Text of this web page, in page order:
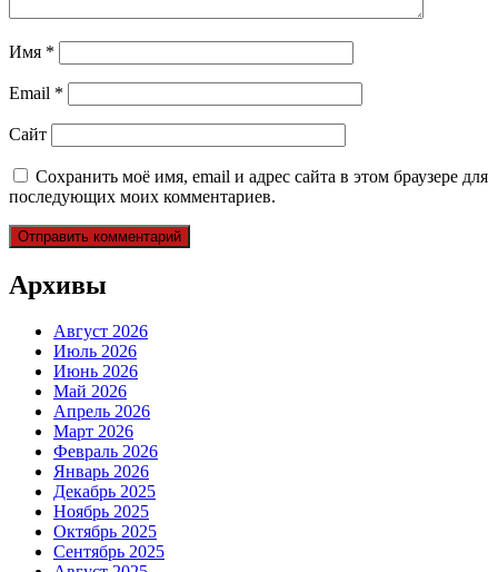
Имя *
Email *
Сайт
Сохранить моё имя, email и адрес сайта в этом браузере для
последующих моих комментариев.
Архивы
Август 2026
Июль 2026
Июнь 2026
Май 2026
Апрель 2026
Март 2026
Февраль 2026
Январь 2026
Декабрь 2025
Ноябрь 2025
Октябрь 2025
Сентябрь 2025